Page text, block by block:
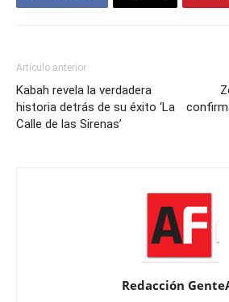
Artículo anterior
Kabah revela la verdadera
historia detrás de su éxito ‘La
Calle de las Sirenas’
Redacción